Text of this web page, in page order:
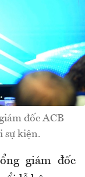
đốc ACB
sự kiện.
giám đốc